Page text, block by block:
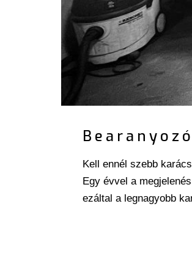
Kell ennél szebb
Egy évvel a
ezáltal a legnagyobb